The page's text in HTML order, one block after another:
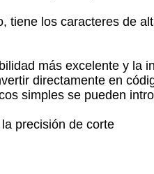
tiene los caracteres de
más excelente y la
directamente en
simples se pueden
precisión de corte